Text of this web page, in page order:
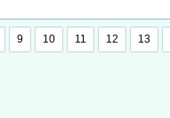
9 10 11 12 13